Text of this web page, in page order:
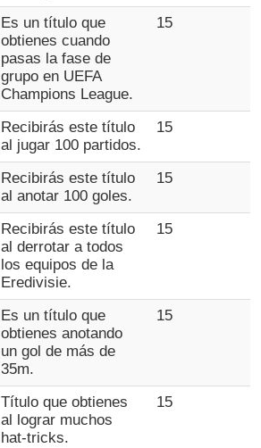
Es un título que
obtienes cuando
pasas la fase de
grupo en UEFA
Champions League.
15
Recibirás este título
al jugar 100 partidos.
15
Recibirás este título
al anotar 100 goles.
15
Recibirás este título
al derrotar a todos
los equipos de la
Eredivisie.
15
Es un título que
obtienes anotando
un gol de más de
35m.
15
Título que obtienes
al lograr muchos
hat-tricks.
15